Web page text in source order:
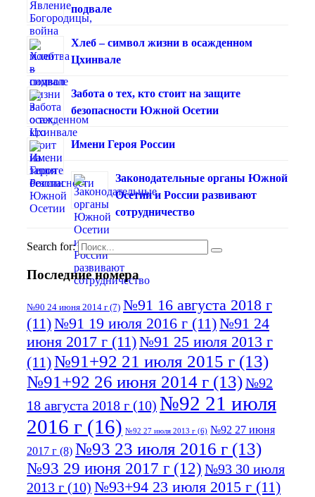
подвале
Хлеб – символ жизни в осажденном
Цхинвале
Забота о тех, кто стоит на защите
безопасности Южной Осетии
Имени Героя России
Законодательные органы Южной
Осетии и России развивают
сотрудничество
Search for:
Последние номера
№90 24 июня 2014 г (7) №91 16 августа 2018 г
(11)№91 19 июля 2016 г (11)№91 24
июня 2017 г (11)№91 25 июля 2013 г
(11)№91+92 21 июля 2015 г (13)
№91+92 26 июня 2014 г (13)№92
18 августа 2018 г (10) №92 21 июля
2016 г (16) №92 27 июля 2013 г (6) №92 27 июня
2017 г (8) №93 23 июля 2016 г (13)
№93 29 июня 2017 г (12) №93 30 июля
2013 г (10) №93+94 23 июля 2015 г (11)